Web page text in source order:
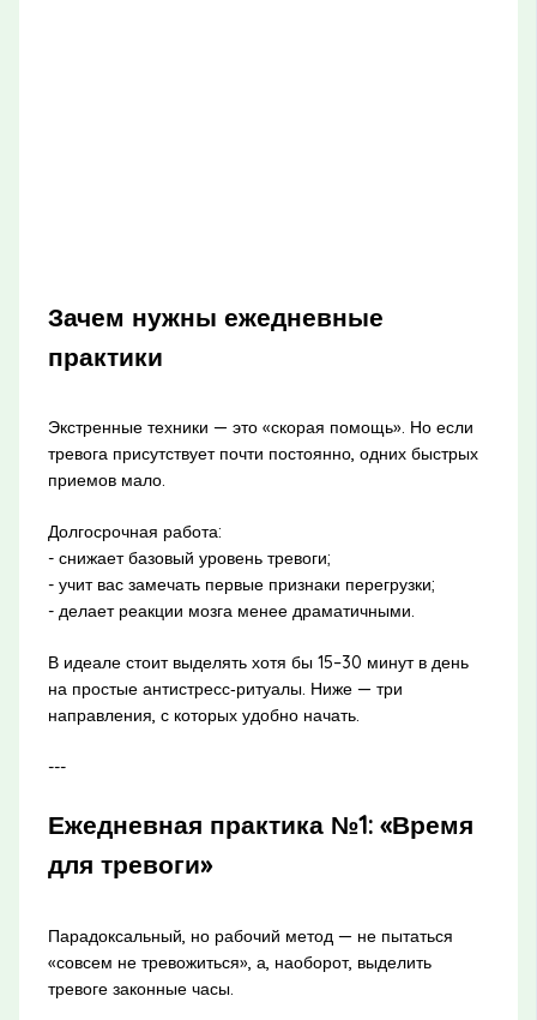
Зачем нужны ежедневные
практики
Экстренные техники — это «скорая помощь». Но если
тревога присутствует почти постоянно, одних быстрых
приемов мало.
Долгосрочная работа:
- снижает базовый уровень тревоги;
- учит вас замечать первые признаки перегрузки;
- делает реакции мозга менее драматичными.
В идеале стоит выделять хотя бы 15–30 минут в день
на простые антистресс‑ритуалы. Ниже — три
направления, с которых удобно начать.
---
Ежедневная практика №1: «Время
для тревоги»
Парадоксальный, но рабочий метод — не пытаться
«совсем не тревожиться», а, наоборот, выделить
тревоге законные часы.